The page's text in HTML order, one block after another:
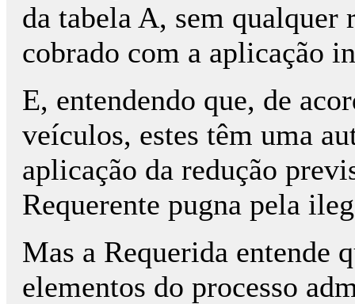
da tabela A, sem qualquer
cobrado com a aplicação
E, entendendo que, de
veículos, estes têm uma
aplicação da redução
Requerente pugna pela
Mas a Requerida entende
elementos do processo